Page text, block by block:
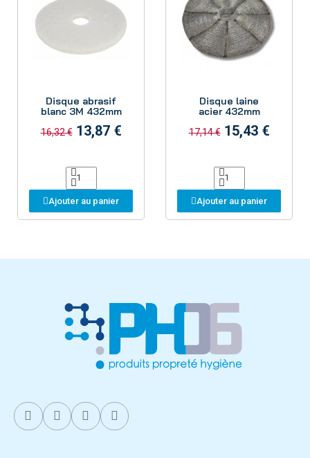
Disque abrasif
blanc 3M 432mm
16,32 € 13,87 €
Ajouter au panier
Disque laine
acier 432mm
17,14 € 15,43 €
Ajouter au panier